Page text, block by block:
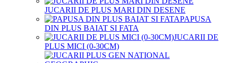
JUCARII DE PLUS MARI DIN DESENE
PAPUSA
DIN PLUS BAIAT SI FATA
JUCARII DE
PLUS MICI (0-30CM)